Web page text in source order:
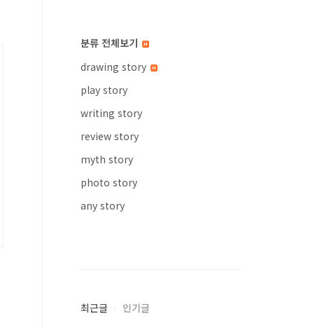
분류 전체보기
drawing story
play story
writing story
review story
myth story
photo story
any story
최근글 인기글